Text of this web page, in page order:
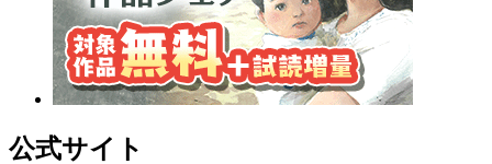
公式サイト